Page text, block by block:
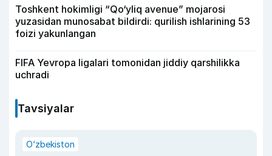
Toshkent hokimligi “Qo‘yliq avenue” mojarosi
yuzasidan munosabat bildirdi: qurilish ishlarining 53
foizi yakunlangan
FIFA Yevropa ligalari tomonidan jiddiy qarshilikka
uchradi
Tavsiyalar
O‘zbekiston